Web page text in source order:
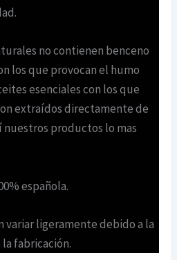
no contienen benceno
los que provocan el humo
esenciales con los que
extraídos directamente de
nuestros productos lo mas
española.
variar ligeramente debido a la
fabricación.